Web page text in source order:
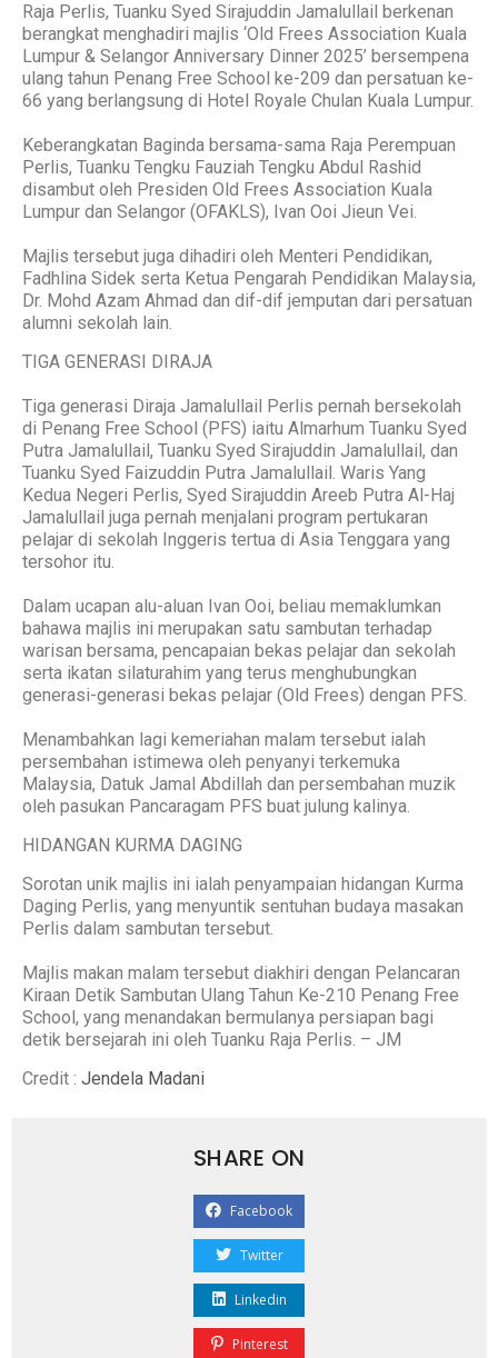
Raja Perlis, Tuanku Syed Sirajuddin Jamalullail berkenan
berangkat menghadiri majlis ‘Old Frees Association Kuala
Lumpur & Selangor Anniversary Dinner 2025’ bersempena
ulang tahun Penang Free School ke-209 dan persatuan ke-
66 yang berlangsung di Hotel Royale Chulan Kuala Lumpur.
Keberangkatan Baginda bersama-sama Raja Perempuan
Perlis, Tuanku Tengku Fauziah Tengku Abdul Rashid
disambut oleh Presiden Old Frees Association Kuala
Lumpur dan Selangor (OFAKLS), Ivan Ooi Jieun Vei.
Majlis tersebut juga dihadiri oleh Menteri Pendidikan,
Fadhlina Sidek serta Ketua Pengarah Pendidikan Malaysia,
Dr. Mohd Azam Ahmad dan dif-dif jemputan dari persatuan
alumni sekolah lain.
TIGA GENERASI DIRAJA
Tiga generasi Diraja Jamalullail Perlis pernah bersekolah
di Penang Free School (PFS) iaitu Almarhum Tuanku Syed
Putra Jamalullail, Tuanku Syed Sirajuddin Jamalullail, dan
Tuanku Syed Faizuddin Putra Jamalullail. Waris Yang
Kedua Negeri Perlis, Syed Sirajuddin Areeb Putra Al-Haj
Jamalullail juga pernah menjalani program pertukaran
pelajar di sekolah Inggeris tertua di Asia Tenggara yang
tersohor itu.
Dalam ucapan alu-aluan Ivan Ooi, beliau memaklumkan
bahawa majlis ini merupakan satu sambutan terhadap
warisan bersama, pencapaian bekas pelajar dan sekolah
serta ikatan silaturahim yang terus menghubungkan
generasi-generasi bekas pelajar (Old Frees) dengan PFS.
Menambahkan lagi kemeriahan malam tersebut ialah
persembahan istimewa oleh penyanyi terkemuka
Malaysia, Datuk Jamal Abdillah dan persembahan muzik
oleh pasukan Pancaragam PFS buat julung kalinya.
HIDANGAN KURMA DAGING
Sorotan unik majlis ini ialah penyampaian hidangan Kurma
Daging Perlis, yang menyuntik sentuhan budaya masakan
Perlis dalam sambutan tersebut.
Majlis makan malam tersebut diakhiri dengan Pelancaran
Kiraan Detik Sambutan Ulang Tahun Ke-210 Penang Free
School, yang menandakan bermulanya persiapan bagi
detik bersejarah ini oleh Tuanku Raja Perlis. – JM
Credit : Jendela Madani
SHARE ON
Facebook
Twitter
Linkedin
Pinterest